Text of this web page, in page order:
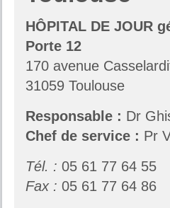
HÔPITAL DE JOUR
Porte 12
170 avenue
31059 Toulouse
Responsable : Dr
Chef de service : Pr
Tél. : 05 61 77 64 55
Fax : 05 61 77 64 86